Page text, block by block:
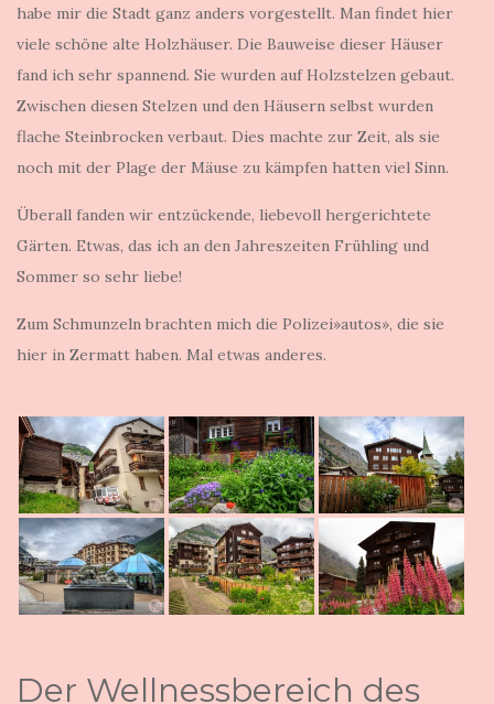
habe mir die Stadt ganz anders vorgestellt. Man findet hier
viele schöne alte Holzhäuser. Die Bauweise dieser Häuser
fand ich sehr spannend. Sie wurden auf Holzstelzen gebaut.
Zwischen diesen Stelzen und den Häusern selbst wurden
flache Steinbrocken verbaut. Dies machte zur Zeit, als sie
noch mit der Plage der Mäuse zu kämpfen hatten viel Sinn.
Überall fanden wir entzückende, liebevoll hergerichtete
Gärten. Etwas, das ich an den Jahreszeiten Frühling und
Sommer so sehr liebe!
Zum Schmunzeln brachten mich die Polizei»autos», die sie
hier in Zermatt haben. Mal etwas anderes.
Der Wellnessbereich des